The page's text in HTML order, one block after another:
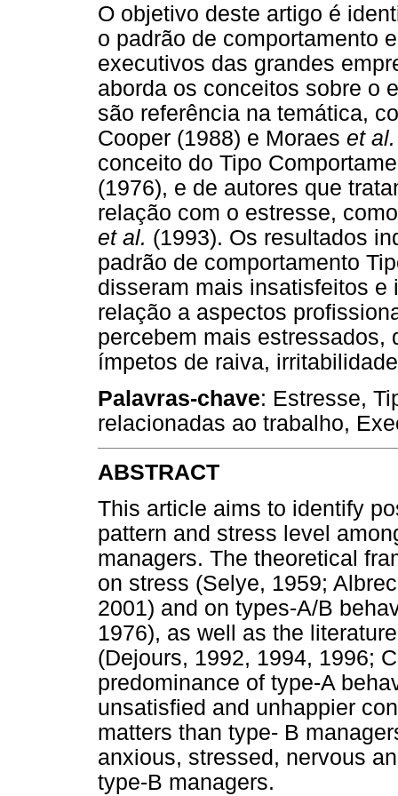
O objetivo deste artigo é
o padrão de comportamento
executivos das grandes
aborda os conceitos sobre o
são referência na temática,
Cooper (1988) e Moraes et al.
conceito do Tipo
(1976), e de autores que
relação com o estresse,
et al. (1993). Os resultados
padrão de comportamento
disseram mais insatisfeitos e
relação a aspectos
percebem mais estressados,
ímpetos de raiva,
Palavras-chave: Estresse,
relacionadas ao trabalho,
ABSTRACT
This article aims to identify
pattern and stress level
managers. The theoretical
on stress (Selye, 1959;
2001) and on types-A/B
1976), as well as the
(Dejours, 1992, 1994, 1996;
predominance of type-A
unsatisfied and unhappier
matters than type- B
anxious, stressed, nervous
type-B managers.